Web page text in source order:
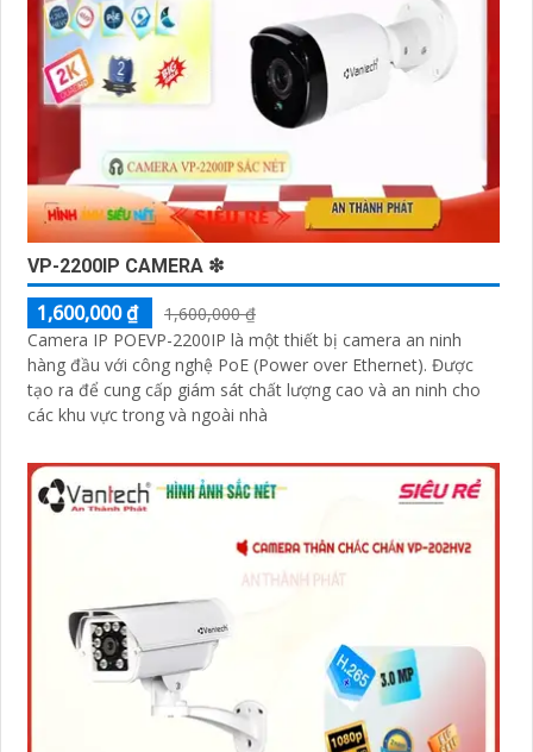
VP-2200IP CAMERA ❇
1,600,000 ₫
1,600,000 ₫
Camera IP POEVP-2200IP là một thiết bị camera an ninh
hàng đầu với công nghệ PoE (Power over Ethernet). Được
tạo ra để cung cấp giám sát chất lượng cao và an ninh cho
các khu vực trong và ngoài nhà